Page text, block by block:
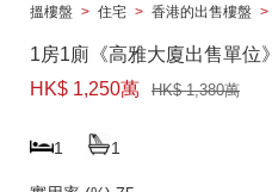
搵樓盤 > 住宅 > 香港的出售樓盤 >
1房1廁《高雅大廈出售單位》
HK$ 1,250萬
HK$ 1,380萬
1 1